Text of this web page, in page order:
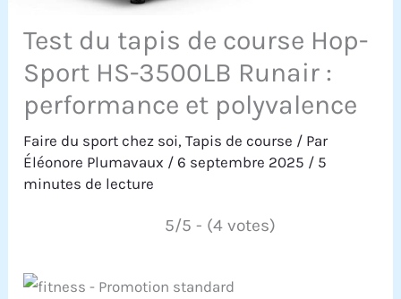
Test du tapis de course Hop-
Sport HS-3500LB Runair :
performance et polyvalence
Faire du sport chez soi,Tapis de course / Par
Éléonore Plumavaux /6 septembre 2025 / 5
minutes de lecture
5/5 - (4 votes)